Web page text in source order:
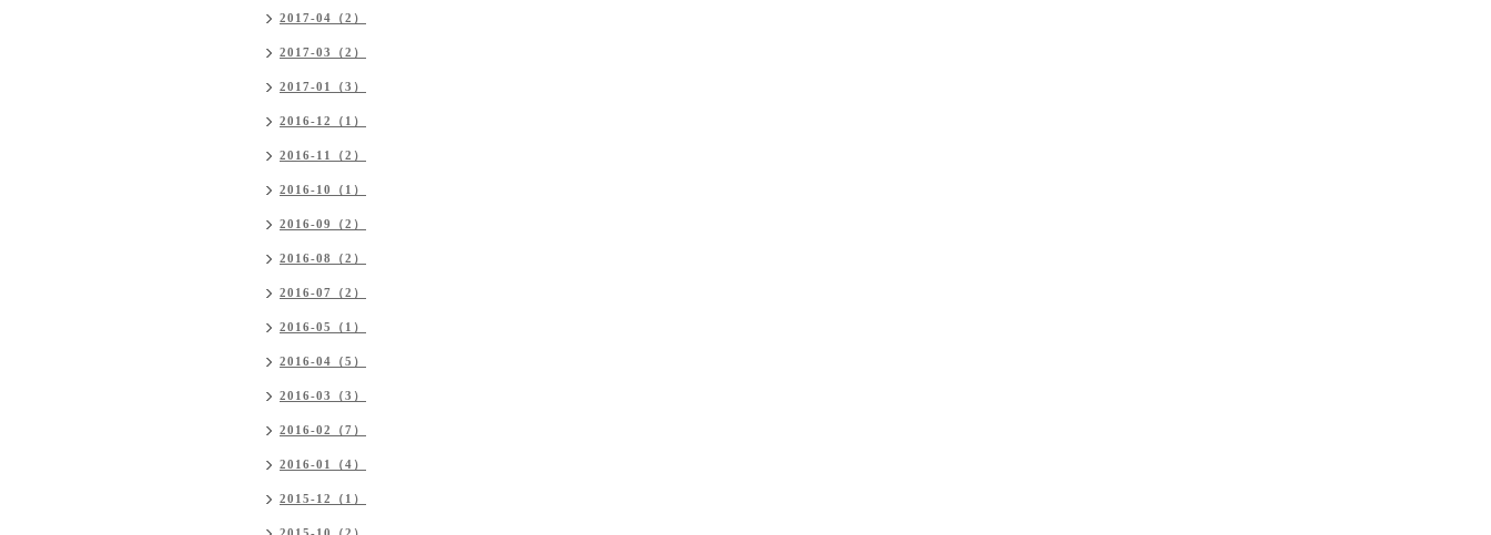
2017-04（2）
2017-03（2）
2017-01（3）
2016-12（1）
2016-11（2）
2016-10（1）
2016-09（2）
2016-08（2）
2016-07（2）
2016-05（1）
2016-04（5）
2016-03（3）
2016-02（7）
2016-01（4）
2015-12（1）